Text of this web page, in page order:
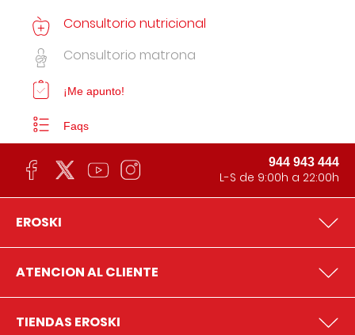
Consultorio nutricional
Consultorio matrona
¡Me apunto!
Faqs
944 943 444
L-S de 9:00h a 22:00h
EROSKI
ATENCION AL CLIENTE
TIENDAS EROSKI